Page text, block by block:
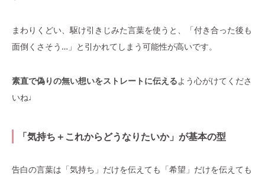
まわりくどい、駆け引きじみた言葉を使うと、「付き合った後も
面倒くさそう…」と引かれてしまう可能性が高いです。
素直で偽りの無い想いをストレートに伝えるよう心がけてくださ
いね♩
「気持ち＋これからどうなりたいか」が基本の型
告白の言葉は「気持ち」だけを伝えても「希望」だけを伝えても